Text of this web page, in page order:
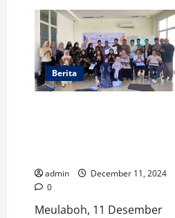
Baca;
Api
Perjuangan
Literasi
dari
Paya
Luah
Berita
admin
December 11, 2024
0
Meulaboh, 11 Desember